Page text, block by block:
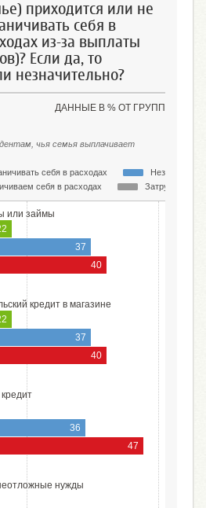
приходится или не
себя в
из-за выплаты
Если да, то
незначительно?
ДАННЫЕ В % ОТ ГРУПП
чья семья выплачивает
себя в расходах
себя в расходах
Затрудняюсь
или займы
37
40
кредит в магазине
37
40
36
47
нужды